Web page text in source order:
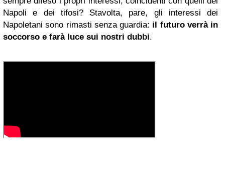
Napoli e dei tifosi? Stavolta, pare, gli interessi dei
Napoletani sono rimasti senza guardia: il futuro verrà in
soccorso e farà luce sui nostri dubbi.